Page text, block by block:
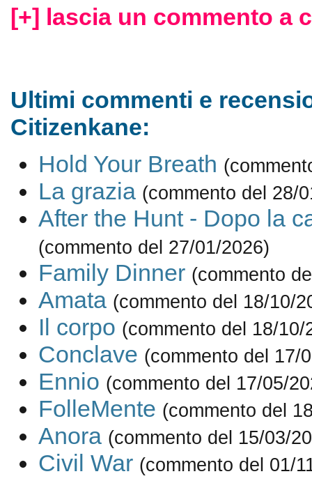
[+] lascia un commento a
Ultimi commenti e
Citizenkane:
Hold Your Breath
La grazia (commento del 28/
After the Hunt - Dopo la
(commento del 27/01/2026)
Family Dinner (commento
Amata (commento del 18/10/
Il corpo (commento del 18/10/
Conclave (commento del 17/
Ennio (commento del 17/05/
FolleMente (commento del
Anora (commento del 15/03/
Civil War (commento del 01/